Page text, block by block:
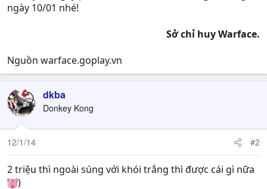
ngày 10/01 nhé!
Sở chỉ huy Warface.
Nguồn warface.goplay.vn
dkba
Donkey Kong
12/1/14 #2
2 triệu thì ngoài súng với khói trắng thì được cái gì nữa
)